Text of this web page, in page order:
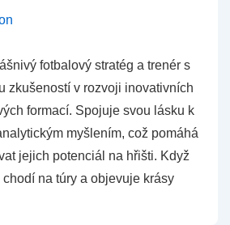
fotbalový stratég a trenér s
zkušeností v rozvoji inovativních
formací. Spojuje svou lásku k
myšlením, což pomáhá
jejich potenciál na hřišti. Když
na túry a objevuje krásy